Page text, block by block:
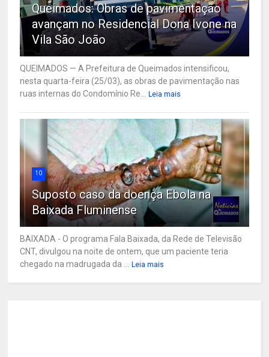
Queimados: Obras de pavimentação
avançam no Residencial Dona Ivone na
Vila São João
QUEIMADOS — A Prefeitura de Queimados intensificou,
nesta quarta-feira (25/03), as obras de pavimentação nas
ruas internas do Condomínio Re...
Leia mais
10
Suposto caso da doença Ebola na
Baixada Fluminense
BAIXADA - O programa Fala Baixada, da Rede de Televisão
CNT, divulgou na noite de ontem, que um paciente teria
chegado na madrugada da ...
Leia mais